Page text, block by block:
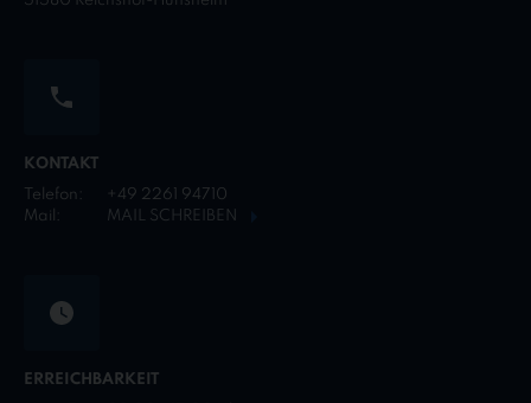
KONTAKT
Telefon:
+49 2261 94710
Mail:
MAIL SCHREIBEN
ERREICHBARKEIT